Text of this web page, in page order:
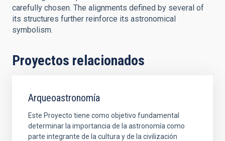
carefully chosen. The alignments defined by several of
its structures further reinforce its astronomical
symbolism.
Proyectos relacionados
Arqueoastronomía
Este Proyecto tiene como objetivo fundamental
determinar la importancia de la astronomía como
parte integrante de la cultura y de la civilización